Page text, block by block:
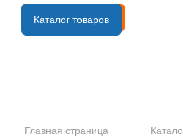
B2B портал
Каталог товаров
Главная страница